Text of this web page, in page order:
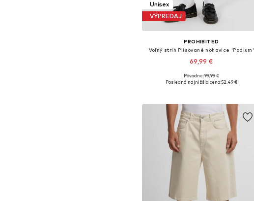
Unisex
VÝPREDAJ
PROHIBITED
Voľný strih Plisované nohavice 'Podium'
69,99 €
Dostupné veľkosti: 32 x 32, 34 x 34
Pôvodne: 99,99 €
Posledná najnižšia cena:52,49 €